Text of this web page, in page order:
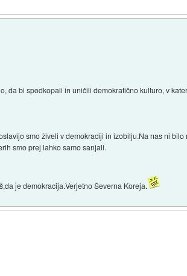
da bi spodkopali in uničili demokratično kulturo, v
smo živeli v demokraciji in izobilju.Na nas ni
smo prej lahko samo sanjali.
je demokracija.Verjetno Severna Koreja.